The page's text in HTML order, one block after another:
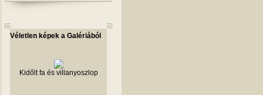
Véletlen képek a Galériából
Kidőlt fa és villanyoszlop